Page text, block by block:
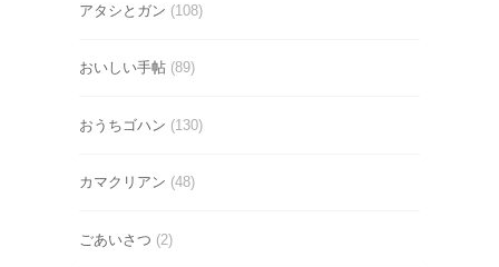
アタシとガン (108)
おいしい手帖 (89)
おうちゴハン (130)
カマクリアン (48)
ごあいさつ (2)